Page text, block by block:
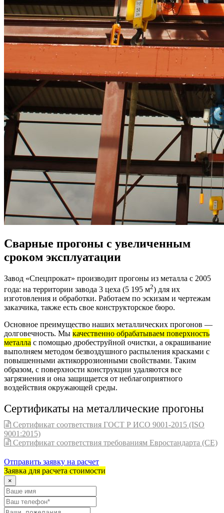
Сварные прогоны с увеличенным
сроком эксплуатации
Завод «Спецпрокат» производит прогоны из металла с 2005
года: на территории завода 3 цеха (5 195 м2) для их
изготовления и обработки. Работаем по эскизам и чертежам
заказчика, также есть свое конструкторское бюро.
Основное преимущество наших металлических прогонов —
долговечность. Мы качественно обрабатываем поверхность
металла с помощью дробеструйной очистки, а окрашивание
выполняем методом безвоздушного распыления красками с
повышенными актикоррозионными свойствами. Таким
образом, с поверхности конструкции удаляются все
загрязнения и она защищается от неблагоприятного
воздействия окружающей среды.
Сертификаты на металлические прогоны
Сертификат соответствия ГОСТ Р ИСО 9001-2015 (ISO
9001:2015)
Сертификат соответствия требованиям Евростандарта (CE)
Отправить заявку на расчет
Заявка для расчета стоимости
×